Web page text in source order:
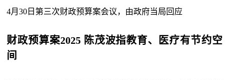
4月30日 第三次财政预算案会议，由政府当局回应
财政预算案2025 陈茂波指教育、医疗有节约空
间